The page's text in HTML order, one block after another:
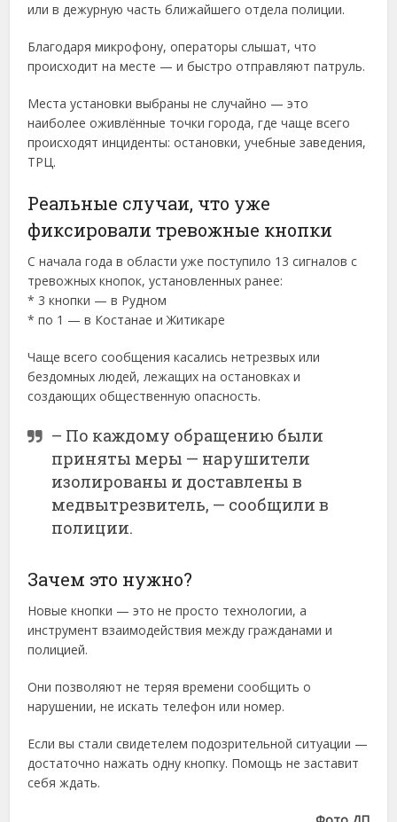
или в дежурную часть ближайшего отдела полиции.
Благодаря микрофону, операторы слышат, что
происходит на месте — и быстро отправляют патруль.
Места установки выбраны не случайно — это
наиболее оживлённые точки города, где чаще всего
происходят инциденты: остановки, учебные заведения,
ТРЦ.
Реальные случаи, что уже
фиксировали тревожные кнопки
С начала года в области уже поступило 13 сигналов с
тревожных кнопок, установленных ранее:
* 3 кнопки — в Рудном
* по 1 — в Костанае и Житикаре
Чаще всего сообщения касались нетрезвых или
бездомных людей, лежащих на остановках и
создающих общественную опасность.
– По каждому обращению были
приняты меры — нарушители
изолированы и доставлены в
медвытрезвитель, — сообщили в
полиции.
Зачем это нужно?
Новые кнопки — это не просто технологии, а
инструмент взаимодействия между гражданами и
полицией.
Они позволяют не теряя времени сообщить о
нарушении, не искать телефон или номер.
Если вы стали свидетелем подозрительной ситуации —
достаточно нажать одну кнопку. Помощь не заставит
себя ждать.